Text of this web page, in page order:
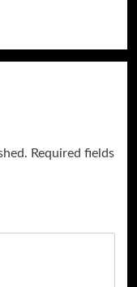
Required fields